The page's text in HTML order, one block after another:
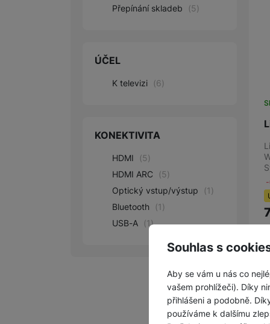
Souhlas s
Aby se vám u nás co
vašem prohlížeči). Díky
přihlášeni a podobně.
používáme k dalšímu
Přepínání skladeb
(5)
ÚČEL
K televizi (6)
KONEKTIVITA
HDMI (5)
HDMI ARC
(5)
Optický vstup/výstup
(1)
Bluetooth
(1)
USB-A
(1)
-